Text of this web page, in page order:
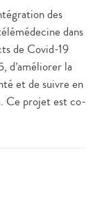
des
dans
de Covid-19
d’améliorer la
et de suivre en
Ce projet est co-